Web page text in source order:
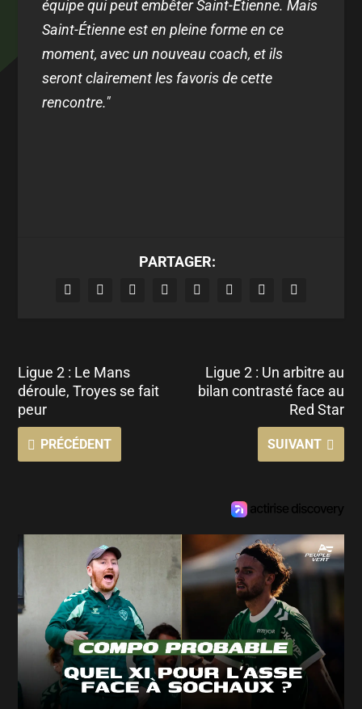
équipe qui peut embêter Saint-Étienne. Mais
Saint-Étienne est en pleine forme en ce
moment, avec un nouveau coach, et ils
seront clairement les favoris de cette
rencontre."
PARTAGER:
Ligue 2 : Le Mans
déroule, Troyes se fait
peur
PRÉCÉDENT
Ligue 2 : Un arbitre au
bilan contrasté face au
Red Star
SUIVANT